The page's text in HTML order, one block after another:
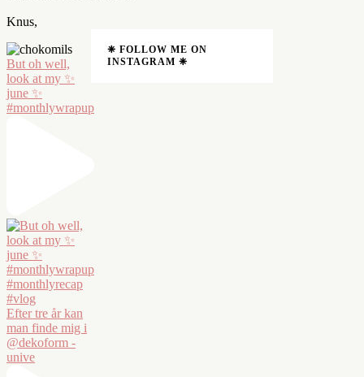
Knus,
❈ FOLLOW ME ON
INSTAGRAM ❈
But oh well,
look at my ✨
june ✨
#monthlywrapup
Efter tre år kan
man finde mig i
@dekoform -
unive